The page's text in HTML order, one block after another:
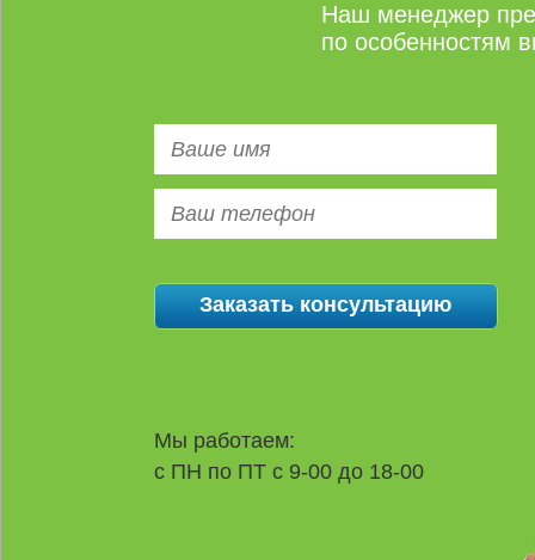
Наш менеджер
по особенностям
Мы работаем:
с ПН по ПТ с 9-00 до 18-00